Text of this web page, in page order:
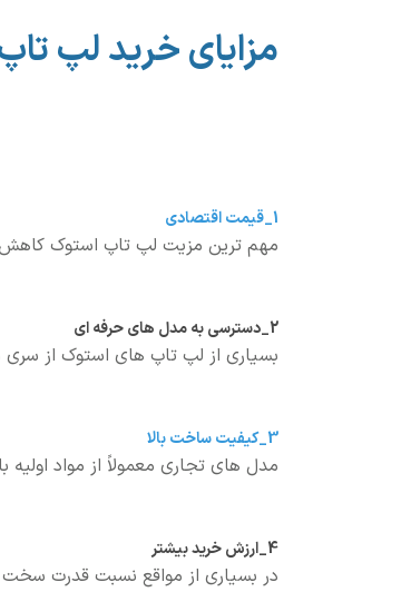
مزایای خرید لپ
1_قیمت اقتصادی
مهم ترین مزیت لپ تاپ استوک
2_دسترسی به مدل های حرفه ای
بسیاری از لپ تاپ های استوک از سری
3_کیفیت ساخت بالا
مدل های تجاری معمولاً از مواد
4_ارزش خرید بیشتر
در بسیاری از مواقع نسبت قدرت